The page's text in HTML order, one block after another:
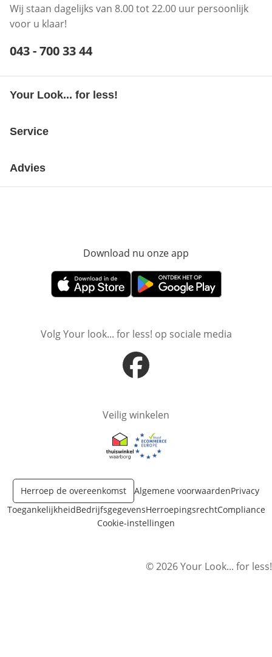
Wij staan dagelijks van 8.00 tot 22.00 uur persoonlijk
voor u klaar!
Telefoonnummer:
043 - 700 33 44
Your Look... for less!
Service
Advies
Download nu onze app
Opent in nieuw vensterOpent in nieuw venster
Volg Your look... for less! op sociale media
Opent in nieuw venster
Veilig winkelen
Opent in nieuw venster
Opent in nieuw venster
Herroep de overeenkomst Algemene voorwaardenPrivacy
ToegankelijkheidBedrijfsgegevensHerroepingsrechtCompliance
Cookie-instellingen
© 2026 Your Look... for less!